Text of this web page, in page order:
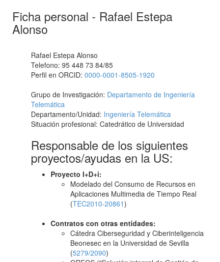
Ficha personal - Rafael Estepa
Alonso
Rafael Estepa Alonso
Telefono: 95 448 73 84/85
Perfil en ORCID: 0000-0001-8505-1920
Grupo de Investigación: Departamento de Ingeniería
Telemática
Departamento/Unidad: Ingeniería Telemática
Situación profesional: Catedrático de Universidad
Responsable de los siguientes
proyectos/ayudas en la US:
Proyecto I+D+i:
Modelado del Consumo de Recursos en
Aplicaciones Multimedia de Tiempo Real
(TEC2010-20861)
Contratos con otras entidades:
Cátedra Ciberseguridad y Ciberinteligencia
Beonesec en la Universidad de Sevilla
(5279/2090)